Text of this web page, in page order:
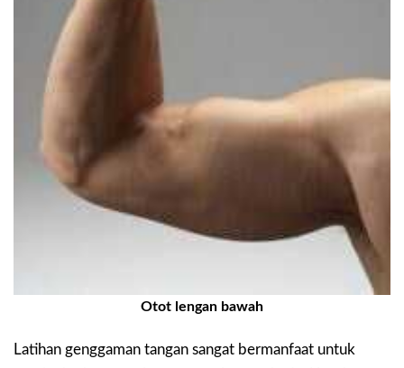
Otot lengan bawah
Latihan genggaman tangan sangat bermanfaat untuk